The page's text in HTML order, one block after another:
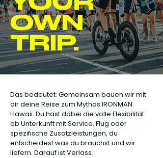
OWN
TRIP.
Das bedeutet: Gemeinsam bauen wir mit
dir deine Reise zum Mythos IRONMAN
Hawaii. Du hast dabei die volle Flexibilität:
ob Unterkunft mit Service, Flug oder
spezifische Zusatzleistungen, du
entscheidest was du brauchst und wir
liefern. Darauf ist Verlass.